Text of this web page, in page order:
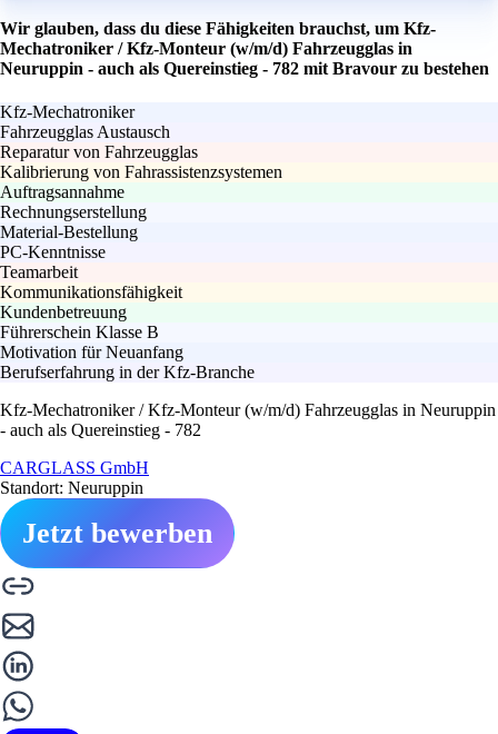
Wir glauben, dass du diese Fähigkeiten brauchst, um Kfz-
Mechatroniker / Kfz-Monteur (w/m/d) Fahrzeugglas in
Neuruppin - auch als Quereinstieg - 782 mit Bravour zu bestehen
Kfz-Mechatroniker
Fahrzeugglas Austausch
Reparatur von Fahrzeugglas
Kalibrierung von Fahrassistenzsystemen
Auftragsannahme
Rechnungserstellung
Material-Bestellung
PC-Kenntnisse
Teamarbeit
Kommunikationsfähigkeit
Kundenbetreuung
Führerschein Klasse B
Motivation für Neuanfang
Berufserfahrung in der Kfz-Branche
Kfz-Mechatroniker / Kfz-Monteur (w/m/d) Fahrzeugglas in Neuruppin
- auch als Quereinstieg - 782
CARGLASS GmbH
Standort: Neuruppin
Jetzt bewerben